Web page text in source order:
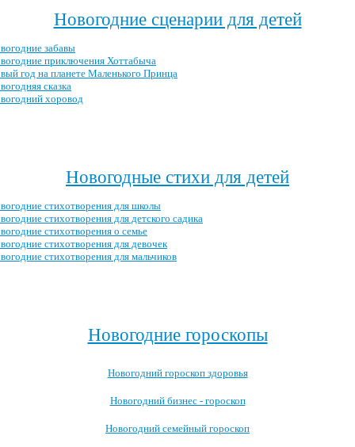
Новогодние сценарии для детей
забавы
приключения Хоттабыча
год на планете Маленького Принца
сказка
хоровод
Новогодные стихи для детей
стихотворения для школы
стихотворения для детского садика
стихотворения о семье
стихотворения для девочек
стихотворения для мальчиков
Новогодние гороскопы
Новогодний гороскоп здоровья
Новогодний бизнес - гороскоп
Новогодний семейный гороскоп